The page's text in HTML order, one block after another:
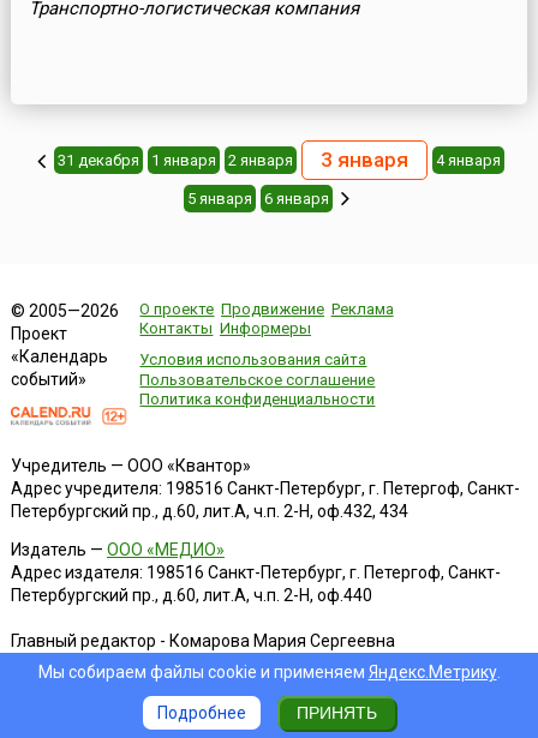
Транспортно-логистическая компания
31 декабря 1 января 2 января 3 января 4 января
5 января 6 января
© 2005—2026
Проект
«Календарь
событий»
О проекте Продвижение Реклама
Контакты Информеры
Условия использования сайта
Пользовательское соглашение
Политика конфиденциальности
Учредитель — ООО «Квантор»
Адрес учредителя: 198516 Санкт-Петербург, г. Петергоф, Санкт-
Петербургский пр., д.60, лит.А, ч.п. 2-Н, оф.432, 434
Издатель — ООО «МЕДИО»
Адрес издателя: 198516 Санкт-Петербург, г. Петергоф, Санкт-
Петербургский пр., д.60, лит.А, ч.п. 2-Н, оф.440
Главный редактор - Комарова Мария Сергеевна
Адрес редакции:
198516 Санкт-Петербург, г. Петергоф
Петербургский пр., д.60, лит.А, ч.п. 2-Н, оф.432, 434
+7 812 640-06-60
Электронная почта:askme@calend.ru
Мы собираем файлы cookie и применяем Яндекс.Метрику.
Подробнее ПРИНЯТЬ